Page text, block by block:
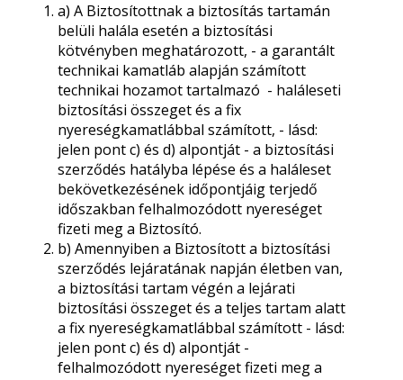
a) A Biztosítottnak a biztosítás tartamán
belüli halála esetén a biztosítási
kötvényben meghatározott, - a garantált
technikai kamatláb alapján számított
technikai hozamot tartalmazó - haláleseti
biztosítási összeget és a fix
nyereségkamatlábbal számított, - lásd:
jelen pont c) és d) alpontját - a biztosítási
szerződés hatályba lépése és a haláleset
bekövetkezésének időpontjáig terjedő
időszakban felhalmozódott nyereséget
fizeti meg a Biztosító.
b) Amennyiben a Biztosított a biztosítási
szerződés lejáratának napján életben van,
a biztosítási tartam végén a lejárati
biztosítási összeget és a teljes tartam alatt
a fix nyereségkamatlábbal számított - lásd:
jelen pont c) és d) alpontját -
felhalmozódott nyereséget fizeti meg a